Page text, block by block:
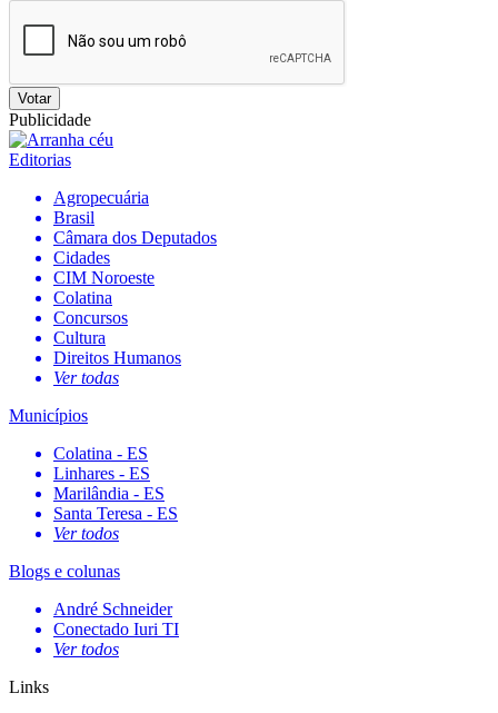
Votar
Publicidade
Editorias
Agropecuária
Brasil
Câmara dos Deputados
Cidades
CIM Noroeste
Colatina
Concursos
Cultura
Direitos Humanos
Ver todas
Municípios
Colatina - ES
Linhares - ES
Marilândia - ES
Santa Teresa - ES
Ver todos
Blogs e colunas
André Schneider
Conectado Iuri TI
Ver todos
Links